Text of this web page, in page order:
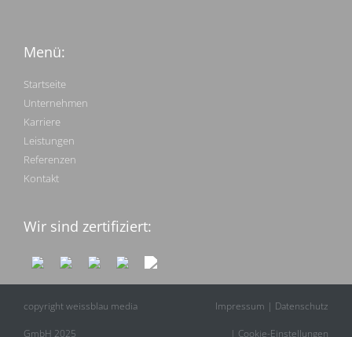
Menü:
Startseite
Unternehmen
Karriere
Leistungen
Referenzen
Kontakt
Wir sind zertifiziert:
copyright weissblau media
GmbH 2025
Impressum | Datenschutz
| Cookie-Einstellungen